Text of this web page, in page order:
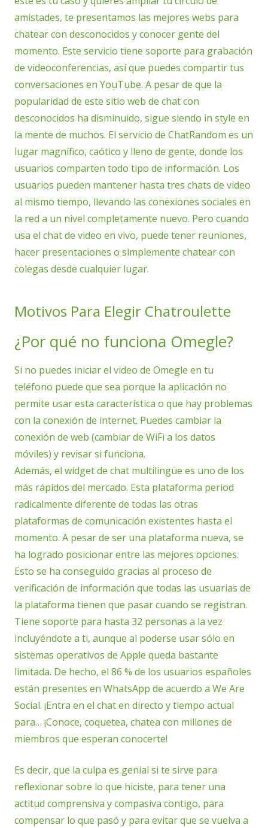
amistades, te presentamos las mejores webs para
chatear con desconocidos y conocer gente del
momento. Este servicio tiene soporte para grabación
de videoconferencias, así que puedes compartir tus
conversaciones en YouTube. A pesar de que la
popularidad de este sitio web de chat con
desconocidos ha disminuido, sigue siendo in style en
la mente de muchos. El servicio de ChatRandom es un
lugar magnífico, caótico y lleno de gente, donde los
usuarios comparten todo tipo de información. Los
usuarios pueden mantener hasta tres chats de video
al mismo tiempo, llevando las conexiones sociales en
la red a un nivel completamente nuevo. Pero cuando
usa el chat de video en vivo, puede tener reuniones,
hacer presentaciones o simplemente chatear con
colegas desde cualquier lugar.
Motivos Para Elegir Chatroulette
¿Por qué no funciona Omegle?
Si no puedes iniciar el video de Omegle en tu
teléfono puede que sea porque la aplicación no
permite usar esta característica o que hay problemas
con la conexión de internet. Puedes cambiar la
conexión de web (cambiar de WiFi a los datos
móviles) y revisar si funciona.
Además, el widget de chat multilingüe es uno de los
más rápidos del mercado. Esta plataforma period
radicalmente diferente de todas las otras
plataformas de comunicación existentes hasta el
momento. A pesar de ser una plataforma nueva, se
ha logrado posicionar entre las mejores opciones.
Esto se ha conseguido gracias al proceso de
verificación de información que todas las usuarias de
la plataforma tienen que pasar cuando se registran.
Tiene soporte para hasta 32 personas a la vez
incluyéndote a ti, aunque al poderse usar sólo en
sistemas operativos de Apple queda bastante
limitada. De hecho, el 86 % de los usuarios españoles
están presentes en WhatsApp de acuerdo a We Are
Social. ¡Entra en el chat en directo y tiempo actual
para… ¡Conoce, coquetea, chatea con millones de
miembros que esperan conocerte!
Es decir, que la culpa es genial si te sirve para
reflexionar sobre lo que hiciste, para tener una
actitud comprensiva y compasiva contigo, para
compensar lo que pasó y para evitar que se vuelva a